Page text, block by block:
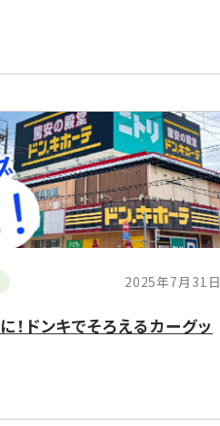
2025年7月31日
！ドンキでそろえるカーグッ